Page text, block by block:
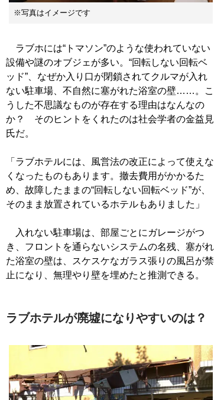
※写真はイメージです
ラブホには“トマソン”のような使われていない
設備や謎のオブジェが多い。“回転しない回転ベ
ッド”、なぜか入り口が閉鎖されてクルマが入れ
ない駐車場、不自然に塞がれた浴室の壁……。こ
うした不思議なものが存在する理由はなんなの
か？ そのヒントをくれたのは社会学者の金益見
氏だ。
「ラブホテルには、風営法の改正によって使えな
くなったものもあります。撤去費用がかかるた
め、故障したままの“回転しない回転ベッド”が、
そのまま放置されているホテルもありました」
入れない駐車場は、部屋ごとにガレージがつ
き、フロントを通らないシステムの名残、塞がれ
た浴室の壁は、スケスケなガラス張りの風呂が禁
止になり、無理やり壁を埋めたと推測できる。
ラブホテルが廃墟になりやすいのは？